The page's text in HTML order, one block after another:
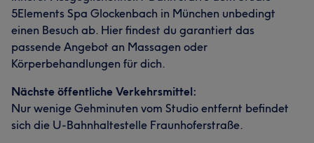
5Elements Spa Glockenbach in München unbedingt
einen Besuch ab. Hier findest du garantiert das
passende Angebot an Massagen oder
Körperbehandlungen für dich.
Nächste öffentliche Verkehrsmittel:
Nur wenige Gehminuten vom Studio entfernt befindet
sich die U-Bahnhaltestelle Fraunhoferstraße.